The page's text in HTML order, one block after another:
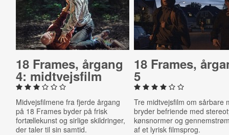
18 Frames, årgang
4: midt­vejs­film
Midvejsfilmene fra fjerde årgang
på 18 Frames byder på frisk
fortællekunst og sirlige skildringer,
der taler til sin samtid.
18 Frames,
5
Tre midtvejsfilm om sårbare
bryder befriende med
kønsnormer og
af et lyrisk filmsprog.